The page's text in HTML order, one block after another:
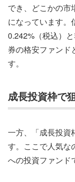
でき、どこかの市
になっています。
0.242%（税込）
券の格安ファンド
す。
成長投資枠で
一方、「成長投資
す。ここで人気な
への投資ファンド